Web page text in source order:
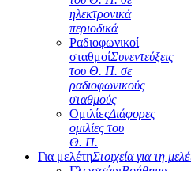
ηλεκτρονικά
περιοδικά
Ραδιοφωνικοί
σταθμοίΣυνεντεύξεις
του Θ. Π. σε
ραδιοφωνικούς
σταθμούς
ΟμιλίεςΔιάφορες
ομιλίες του
Θ. Π.
Για μελέτηΣτοιχεία για τη